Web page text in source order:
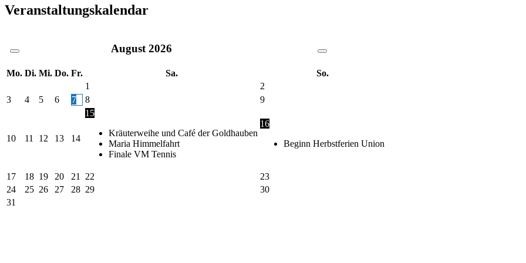
Veranstaltungskalendar
August 2026
Mo. Di. Mi. Do. Fr. Sa.
So.
1
2
3
4 5 6 7 8 9
10 11 12 13 14
15
Kräuterweihe und Café der Goldhauben
Maria Himmelfahrt
Finale VM Tennis
16
Beginn Herbstferien Union
17 18 19 20 21 22
23
24
25 26 27 28 29
30
31